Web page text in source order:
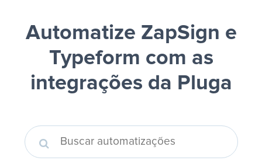
Automatize ZapSign e
Typeform com as
integrações da Pluga